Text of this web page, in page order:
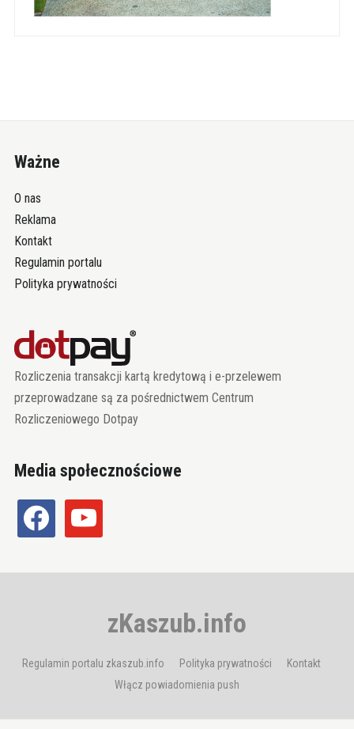
Ważne
O nas
Reklama
Kontakt
Regulamin portalu
Polityka prywatności
Rozliczenia transakcji kartą kredytową i e-przelewem
przeprowadzane są za pośrednictwem Centrum
Rozliczeniowego Dotpay
Media społecznościowe
facebook youtube
zKaszub.info
Regulamin portalu zkaszub.info Polityka prywatności
Kontakt
Włącz powiadomienia push